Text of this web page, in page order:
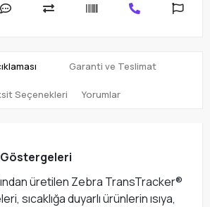
Garanti ve Teslimat
Seçenekleri Yorumlar
Göstergeleri
üretilen Zebra TransTracker®
sıcaklığa duyarlı ürünlerin ısıya,